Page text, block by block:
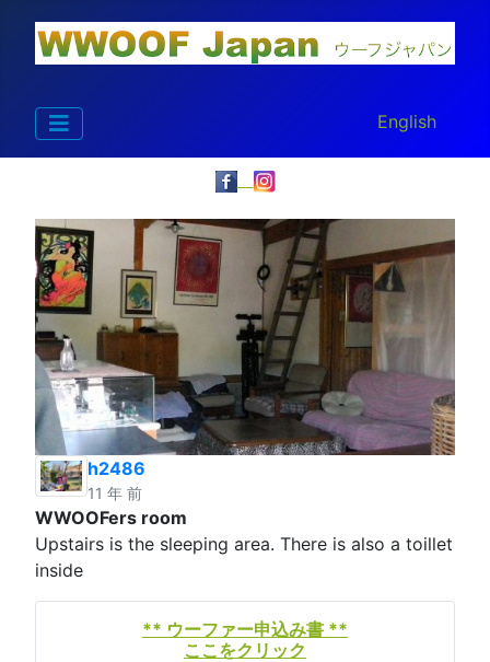
あなたが使う
English
h2486
11 年 前
WWOOFers room
Upstairs is the sleeping area. There is also a toillet
inside
** ウーファー申込み書 **
ここをクリック